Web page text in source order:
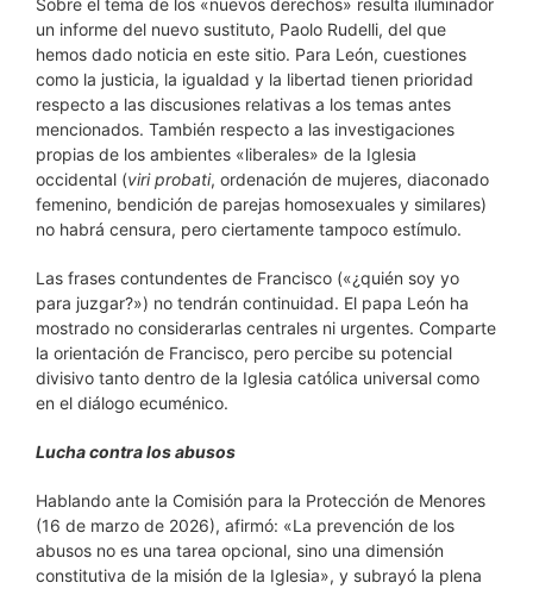
Sobre el tema de los «nuevos derechos» resulta iluminador
un informe del nuevo sustituto, Paolo Rudelli, del que
hemos dado noticia en este sitio. Para León, cuestiones
como la justicia, la igualdad y la libertad tienen prioridad
respecto a las discusiones relativas a los temas antes
mencionados. También respecto a las investigaciones
propias de los ambientes «liberales» de la Iglesia
occidental (viri probati, ordenación de mujeres, diaconado
femenino, bendición de parejas homosexuales y similares)
no habrá censura, pero ciertamente tampoco estímulo.
Las frases contundentes de Francisco («¿quién soy yo
para juzgar?») no tendrán continuidad. El papa León ha
mostrado no considerarlas centrales ni urgentes. Comparte
la orientación de Francisco, pero percibe su potencial
divisivo tanto dentro de la Iglesia católica universal como
en el diálogo ecuménico.
Lucha contra los abusos
Hablando ante la Comisión para la Protección de Menores
(16 de marzo de 2026), afirmó: «La prevención de los
abusos no es una tarea opcional, sino una dimensión
constitutiva de la misión de la Iglesia», y subrayó la plena